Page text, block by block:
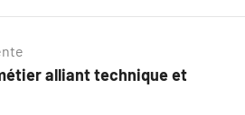
alliant technique et